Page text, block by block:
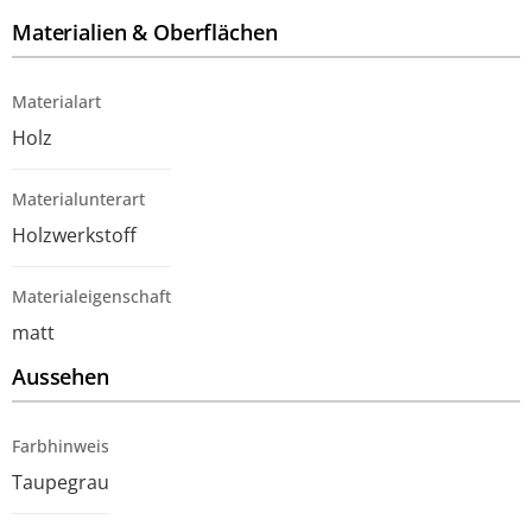
Materialien & Oberflächen
Materialart
Holz
Materialunterart
Holzwerkstoff
Materialeigenschaft
matt
Aussehen
Farbhinweis
Taupegrau